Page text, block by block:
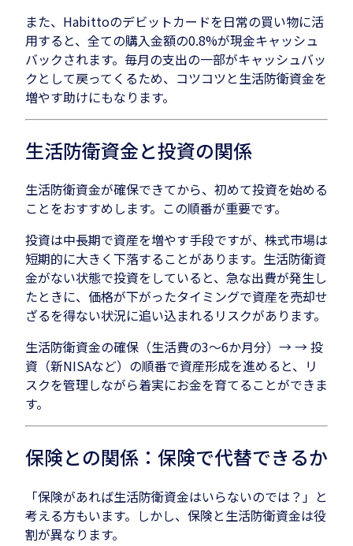
また、Habittoのデビットカードを日常の買い物に活
用すると、全ての購入金額の0.8%が現金キャッシュ
バックされます。毎月の支出の一部がキャッシュバッ
クとして戻ってくるため、コツコツと生活防衛資金を
増やす助けにもなります。
生活防衛資金と投資の関係
生活防衛資金が確保できてから、初めて投資を始める
ことをおすすめします。この順番が重要です。
投資は中長期で資産を増やす手段ですが、株式市場は
短期的に大きく下落することがあります。生活防衛資
金がない状態で投資をしていると、急な出費が発生し
たときに、価格が下がったタイミングで資産を売却せ
ざるを得ない状況に追い込まれるリスクがあります。
生活防衛資金の確保（生活費の3〜6か月分）→ → 投
資（新NISAなど）の順番で資産形成を進めると、リ
スクを管理しながら着実にお金を育てることができま
す。
保険との関係：保険で代替できるか
「保険があれば生活防衛資金はいらないのでは？」と
考える方もいます。しかし、保険と生活防衛資金は役
割が異なります。